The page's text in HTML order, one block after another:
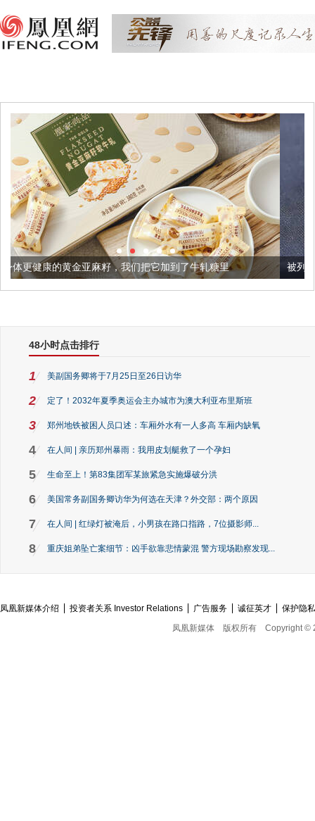
，我们把它加到了牛轧糖里 被列入佛家七宝的它到底有
48小时点击排行
1 美副国务卿将于7月25日至26日访华
2 定了！2032年夏季奥运会主办城市为澳大利亚布里斯班
3 郑州地铁被困人员口述：车厢外水有一人多高 车厢内缺氧
4 在人间 | 亲历郑州暴雨：我用皮划艇救了一个孕妇
5 生命至上！第83集团军某旅紧急实施爆破分洪
6 美国常务副国务卿访华为何选在天津？外交部：两个原因
7 在人间 | 红绿灯被淹后，小男孩在路口指路，7位摄影师...
8 重庆姐弟坠亡案细节：凶手欲靠悲情蒙混 警方现场勘察发现...
凤凰新媒体介绍 投资者关系 Investor Relations 广告服务 诚征英才
保护隐
凤凰新媒体
版权所有 Copyright ©